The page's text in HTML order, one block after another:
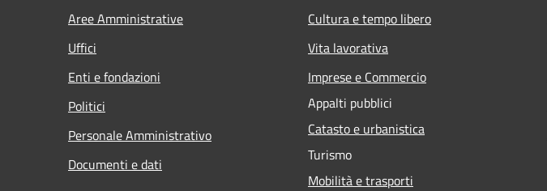
Aree Amministrative
Uffici
Enti e fondazioni
Politici
Personale Amministrativo
Documenti e dati
Cultura e tempo libero
Vita lavorativa
Imprese e Commercio
Appalti pubblici
Catasto e urbanistica
Turismo
Mobilità e trasporti